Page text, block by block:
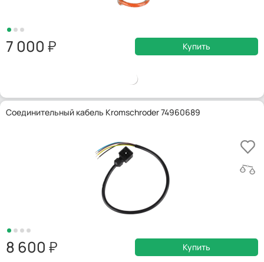
7 000 Купить
Соединительный кабель Kromschroder 74960689
8 600 Купить